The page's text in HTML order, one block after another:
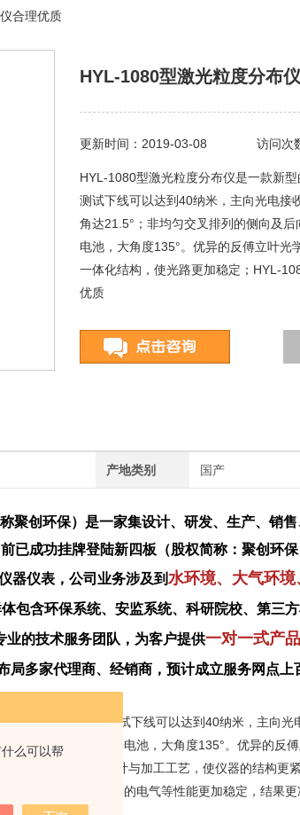
么可以帮
合理优质
HYL-1080型激光粒度分布
更新时间：2019-03-08 访问次
HYL-1080型激光粒度分布仪是一款新
测试下线可以达到40纳米，主向光电接
角达21.5°；非均匀交叉排列的侧向及
电池，大角度135°。优异的反傅立叶光
一体化结构，使光路更加稳定；HYL-
优质
产地类别 国产
称聚创环保）是一家集设计、研发、生产、销
已成功挂牌登陆新四板（股权简称：聚创环保
器仪表，公司业务涉及到水环境、大气环
包含环保系统、安监系统、科研院校、第三
业的技术服务团队，为客户提供一对一式产
局多家代理商、经销商，预计成立服务网点上
度分布仪，它的测试下线可以达到40纳米，主向光
电接收器，共9个光电池，大角度135°。优异的反
无须调整，*机械设计与加工工艺，使仪器的结构更
抗干扰技术，使仪器的电气等性能更加稳定，结果更